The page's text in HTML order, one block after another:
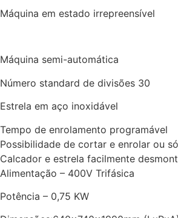
Máquina em estado irrepreensível
Máquina semi-automática
Número standard de divisões 30
Estrela em aço inoxidável
Tempo de enrolamento programável
Possibilidade de cortar e enrolar ou
Calcador e estrela facilmente
Alimentação – 400V Trifásica
Potência – 0,75 KW